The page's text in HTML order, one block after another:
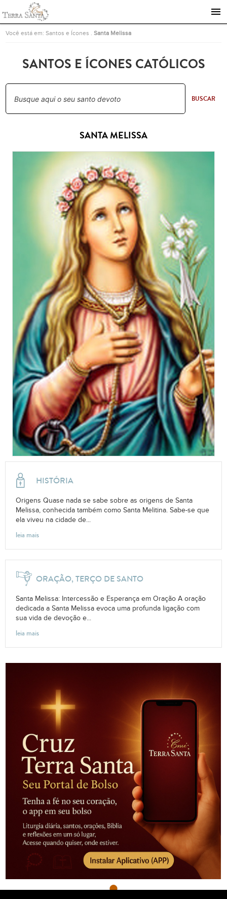
Ir para a página inicial
Você está em:Santos e Ícones .Santa Melissa
SANTOS E ÍCONES CATÓLICOS
BUSCAR
SANTA MELISSA
HISTÓRIA
Origens Quase nada se sabe sobre as origens de Santa
Melissa, conhecida também como Santa Melitina. Sabe-se que
ela viveu na cidade de...
leia mais
ORAÇÃO, TERÇO DE SANTO
Santa Melissa: Intercessão e Esperança em Oração A oração
dedicada a Santa Melissa evoca uma profunda ligação com
sua vida de devoção e...
leia mais